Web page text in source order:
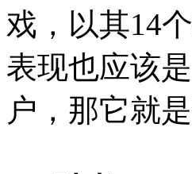
戏，以其14
表现也应该
户，那它就